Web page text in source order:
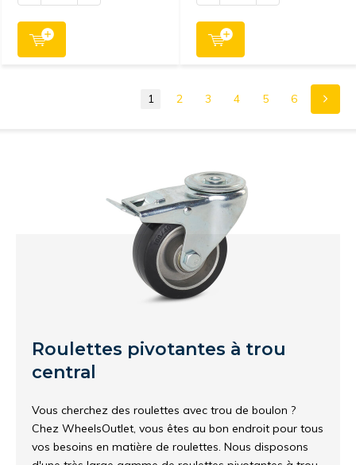
1 2 3 4 5 6
Roulettes pivotantes à trou
central
Vous cherchez des roulettes avec trou de boulon ?
Chez WheelsOutlet, vous êtes au bon endroit pour tous
vos besoins en matière de roulettes. Nous disposons